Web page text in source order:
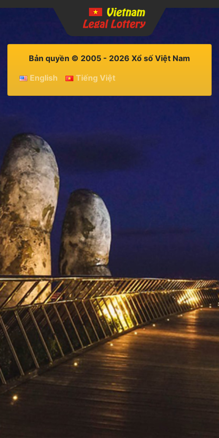
Bản quyền © 2005 - 2026 Xổ số Việt Nam
English
Tiếng Việt